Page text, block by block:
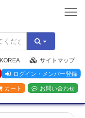
KOREA
サイトマップ
ログイン・メンバー登録
カート お問い合わせ